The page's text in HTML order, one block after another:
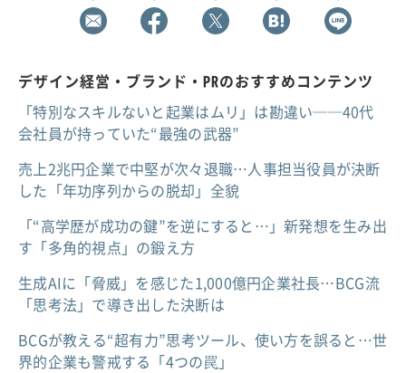
デザイン経営・ブランド・PRのおすすめコンテンツ
「特別なスキルないと起業はムリ」は勘違い──40代
会社員が持っていた“最強の武器”
売上2兆円企業で中堅が次々退職…人事担当役員が決断
した「年功序列からの脱却」全貌
「“高学歴が成功の鍵”を逆にすると…」新発想を生み出
す「多角的視点」の鍛え方
生成AIに「脅威」を感じた1,000億円企業社長…BCG流
「思考法」で導き出した決断は
BCGが教える“超有力”思考ツール、使い方を誤ると…世
界的企業も警戒する「4つの罠」